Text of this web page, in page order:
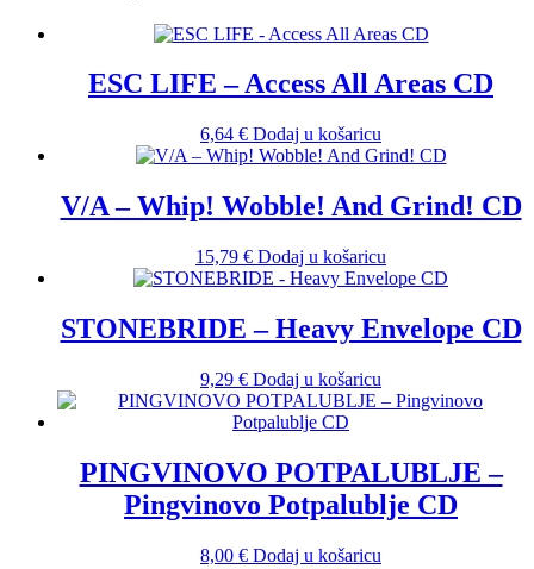
ESC LIFE – Access All Areas CD
6,64 € Dodaj u košaricu
V/A – Whip! Wobble! And Grind! CD
15,79 € Dodaj u košaricu
STONEBRIDE – Heavy Envelope CD
9,29 € Dodaj u košaricu
PINGVINOVO POTPALUBLJE –
Pingvinovo Potpalublje CD
8,00 € Dodaj u košaricu